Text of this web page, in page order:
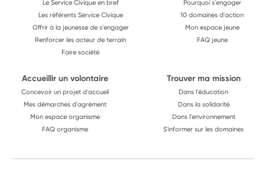
Le Service Civique en bref
Les référents Service Civique
Offrir à la jeunesse de s'engager
Renforcer les acteur de terrain
Faire société
Pourquoi s'engager
10 domaines d'action
Mon espace jeune
FAQ jeune
Accueillir un volontaire
Concevoir un projet d'accueil
Mes démarches d'agrément
Mon espace organisme
FAQ organisme
Trouver ma mission
Dans l'éducation
Dans la solidarité
Dans l'environnement
S'informer sur les domaines